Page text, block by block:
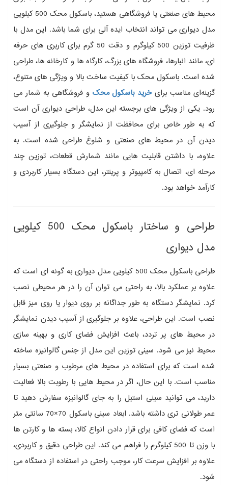
محیط‌ های صنعتی یا فروشگاهی هستید، باسکول محک 500 کیلویی
مدل دیواری می‌ تواند انتخاب ایده‌ آلی برای شما باشد. این مدل با
ظرفیت توزین 500 کیلوگرم و دقت 50 گرم برای کاربری‌ های حرفه‌
ای، مانند انبارها، فروشگاه‌ های بزرگ، کارگاه‌ ها و کارخانه‌ ها، طراحی
شده است. باسکول محک با کیفیت ساخت بالا و ویژگی‌ های متنوع،
گزینه‌ای مناسب برایخرید باسکول محک و فروشگاهی به شمار می‌
رود. یکی از ویژگی‌ های برجسته این مدل، طراحی دیواری آن است
که به‌ طور خاص برای محافظت از نمایشگر و جلوگیری از آسیب
دیدن آن در محیط‌ های صنعتی و شلوغ طراحی شده است. به‌
علاوه، با داشتن قابلیت‌ هایی مانند شمارش قطعات، توزین چند
مرحله‌ ای، اتصال به کامپیوتر و پرینتر، این دستگاه بسیار کاربردی و
کارآمد خواهد بود.
طراحی و ساختار باسکول محک 500 کیلویی
مدل دیواری
طراحی باسکول محک 500 کیلویی مدل دیواری به‌ گونه‌ ای است که
علاوه بر عملکرد بالا، به راحتی می‌ توان آن را در هر محیطی نصب
کرد. نمایشگر دستگاه به‌ طور جداگانه بر روی دیوار یا روی میز قابل
نصب است. این طراحی، علاوه بر جلوگیری از آسیب دیدن نمایشگر
در محیط‌ های پر تردد، باعث افزایش فضای کاری و بهینه‌ سازی
محیط نیز می‌ شود. سینی توزین این مدل از جنس گالوانیزه ساخته
شده است که برای استفاده در محیط‌ های مرطوب و صنعتی بسیار
مناسب است. با این حال، اگر در محیط‌ هایی با رطوبت بالا فعالیت
دارید، می‌ توانید سینی استیل را به‌ جای گالوانیزه سفارش دهید تا
عمر طولانی‌ تری داشته باشد. ابعاد سینی باسکول 70×70 سانتی‌ متر
است که فضای کافی برای قرار دادن انواع کالا، بسته‌ ها و کارتن‌ ها
با وزن تا 500 کیلوگرم را فراهم می‌ کند. این طراحی دقیق و کاربردی،
علاوه بر افزایش سرعت کار، موجب راحتی در استفاده از دستگاه می‌
شود.